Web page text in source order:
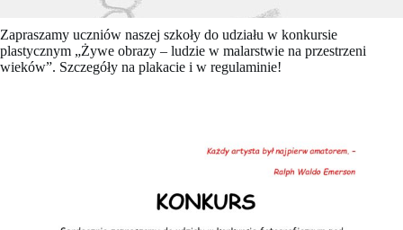
Zapraszamy uczniów naszej szkoły do udziału w konkursie
plastycznym „Żywe obrazy – ludzie w malarstwie na przestrzeni
wieków”. Szczegóły na plakacie i w regulaminie!